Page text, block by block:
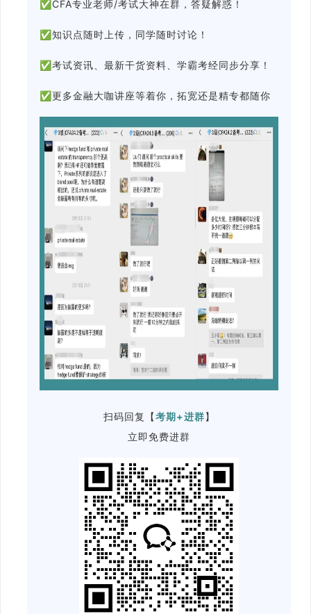
✅ CFA专业老师/考试大神在群，答疑解惑！
✅知识点随时上传，同学随时讨论！
✅考试资讯、最新干货资料、 学霸考经同步分享 ！
✅更多金融大咖讲座等着你，拓宽还是精专都随你
扫码回复【考期+进群】
立即免费进群